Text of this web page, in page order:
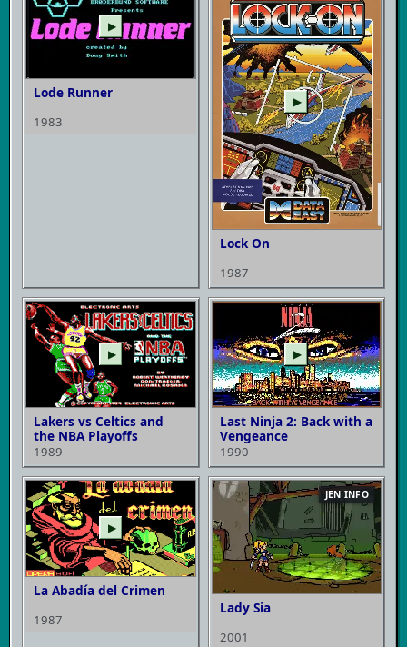
▶
Lode Runner
1983
▶
Lock On
1987
▶
Lakers vs Celtics and
the NBA Playoffs
1989
▶
Last Ninja 2: Back with a
Vengeance
1990
▶
La Abadía del Crimen
1987
JEN INFO
Lady Sia
2001